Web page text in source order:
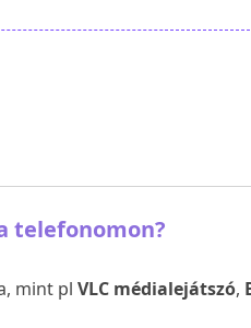
telefonomon?
mint pl VLC médialejátszó,